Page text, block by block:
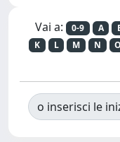
Vai a: 0-9 A
K
L M N O
o inserisci le